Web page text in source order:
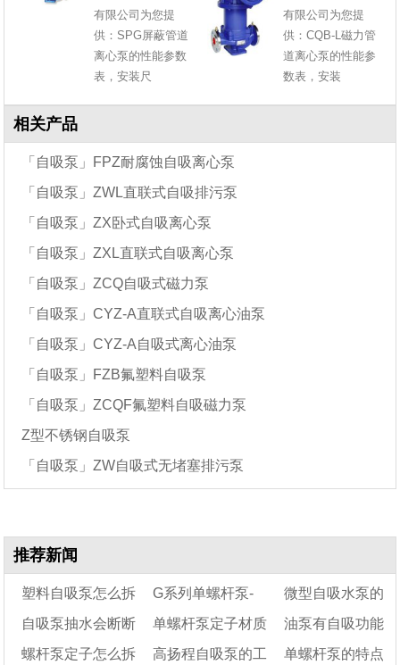
有限公司为您提
供：SPG屏蔽管道
离心泵的性能参数
表，安装尺
有限公司为您提
供：CQB-L磁力管
道离心泵的性能参
数表，安装
相关产品
「自吸泵」FPZ耐腐蚀自吸离心泵
「自吸泵」ZWL直联式自吸排污泵
「自吸泵」ZX卧式自吸离心泵
「自吸泵」ZXL直联式自吸离心泵
「自吸泵」ZCQ自吸式磁力泵
「自吸泵」CYZ-A直联式自吸离心油泵
「自吸泵」CYZ-A自吸式离心油泵
「自吸泵」FZB氟塑料自吸泵
「自吸泵」ZCQF氟塑料自吸磁力泵
Z型不锈钢自吸泵
「自吸泵」ZW自吸式无堵塞排污泵
推荐新闻
塑料自吸泵怎么拆 G系列单螺杆泵-
力推上海沈泉泵阀有
限公司
微型自吸水泵的
工作原理及保养步
自吸泵抽水会断断
续续的，有影响吗
单螺杆泵定子材质
介绍
油泵有自吸功能
螺杆泵定子怎么拆 高扬程自吸泵的工 单螺杆泵的特点